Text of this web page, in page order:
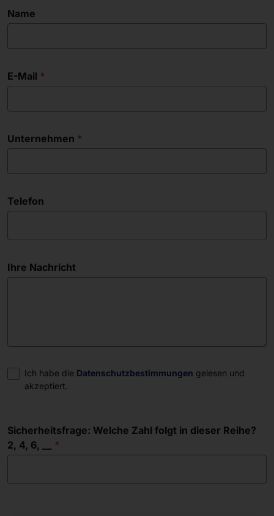
Name
E-Mail
Unternehmen
Telefon
Ihre Nachricht
Einwilligung
Ich habe die Datenschutzbestimmungen gelesen und
akzeptiert.
Sicherheitsfrage: Welche Zahl folgt in dieser Reihe?
2, 4, 6, __